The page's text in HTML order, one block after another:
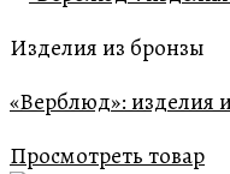
Изделия из бронзы
«Верблюд»: изделия
Просмотреть товар